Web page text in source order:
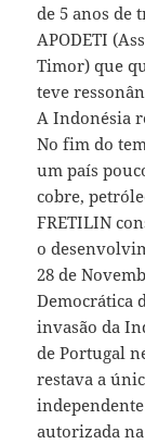
de 5 anos de
APODETI
Timor) que
teve
A Indonésia
No fim do
um país
cobre,
FRETILIN
o
28 de
Democrática
invasão da
de Portugal
restava a
autorizada na